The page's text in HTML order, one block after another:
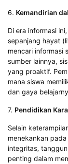
6. Kemandirian
Di era informasi
sepanjang hayat
mencari informasi
sumber lainnya,
yang proaktif.
mana siswa
dan gaya
7. Pendidikan
Selain
menekankan pada
integritas,
penting dalam